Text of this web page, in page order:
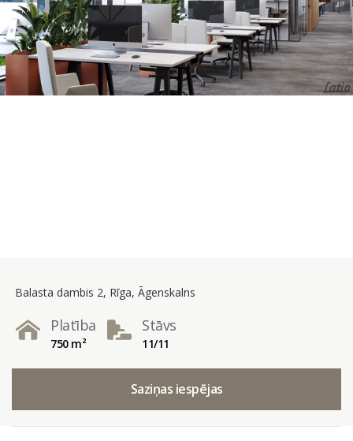
Balasta dambis 2, Rīga, Āgenskalns
Platība
750 m²
Stāvs
11/11
Saziņas iespējas